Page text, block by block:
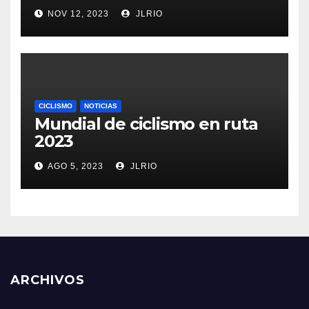
NOV 12, 2023 JLRIO
CICLISMO NOTICIAS
Mundial de ciclismo en ruta
2023
AGO 5, 2023 JLRIO
ARCHIVOS